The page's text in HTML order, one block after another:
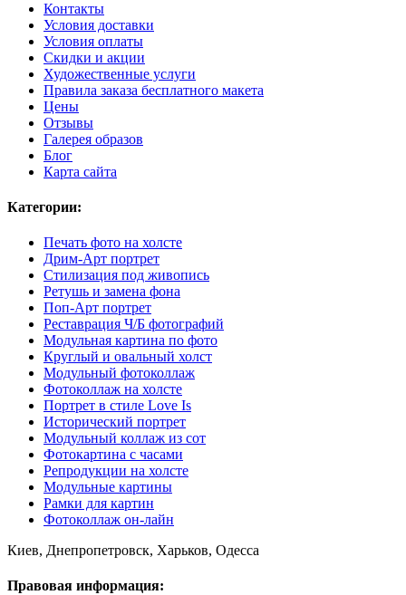
Контакты
Условия доставки
Условия оплаты
Скидки и акции
Художественные услуги
Правила заказа бесплатного макета
Цены
Отзывы
Галерея образов
Блог
Карта сайта
Категории:
Печать фото на холсте
Дрим-Арт портрет
Стилизация под живопись
Ретушь и замена фона
Поп-Арт портрет
Реставрация Ч/Б фотографий
Модульная картина по фото
Круглый и овальный холст
Модульный фотоколлаж
Фотоколлаж на холсте
Портрет в стиле Love Is
Исторический портрет
Модульный коллаж из сот
Фотокартина с часами
Репродукции на холсте
Модульные картины
Рамки для картин
Фотоколлаж он-лайн
Киев, Днепропетровск, Харьков, Одесса
Правовая информация: